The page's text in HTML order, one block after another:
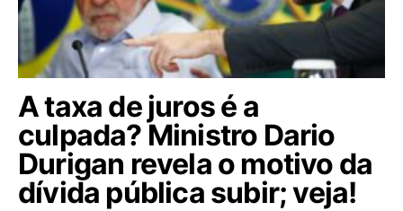
A taxa de juros é a
culpada? Ministro Dario
Durigan revela o motivo da
dívida pública subir; veja!